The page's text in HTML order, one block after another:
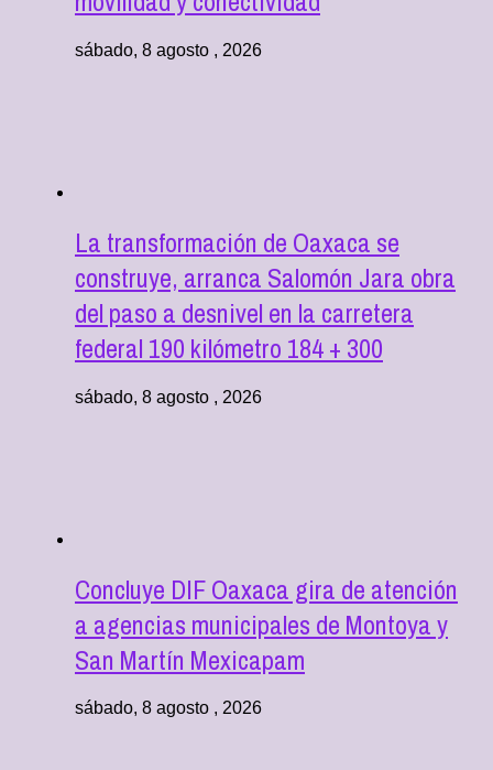
sábado, 8 agosto , 2026
La transformación de Oaxaca se
construye, arranca Salomón Jara obra
del paso a desnivel en la carretera
federal 190 kilómetro 184 + 300
sábado, 8 agosto , 2026
Concluye DIF Oaxaca gira de atención
a agencias municipales de Montoya y
San Martín Mexicapam
sábado, 8 agosto , 2026